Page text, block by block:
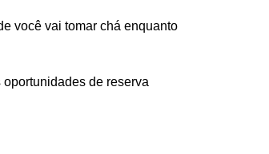
você vai tomar chá enquanto
de reserva